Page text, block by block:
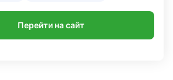
Перейти на сайт